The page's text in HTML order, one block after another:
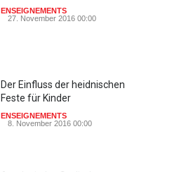
ENSEIGNEMENTS
27. November 2016 00:00
Der Einfluss der heidnischen
Feste für Kinder
ENSEIGNEMENTS
8. November 2016 00:00